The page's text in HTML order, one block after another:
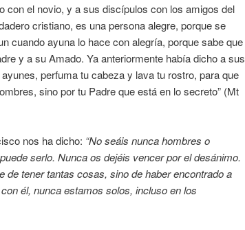
con el novio, y a sus discípulos con los amigos del
cristiano, es una persona alegre, porque se
cuando ayuna lo hace con alegría, porque sabe que
y a su Amado. Ya anteriormente había dicho a sus
perfuma tu cabeza y lava tu rostro, para que
sino por tu Padre que está en lo secreto” (Mt
nos ha dicho: “No seáis nunca hombres o
serlo. Nunca os dejéis vencer por el desánimo.
de tener tantas cosas, sino de haber encontrado a
él, nunca estamos solos, incluso en los